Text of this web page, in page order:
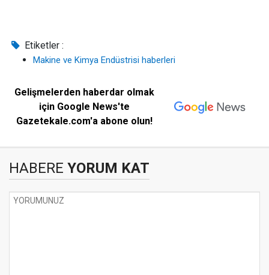
Etiketler :
Makine ve Kimya Endüstrisi haberleri
Gelişmelerden haberdar olmak
için Google News'te
Gazetekale.com'a abone olun!
HABERE YORUM KAT